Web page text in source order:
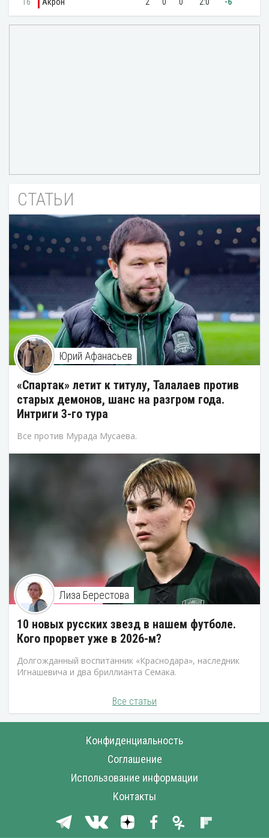
СТАТЬИ
Юрий Афанасьев
«Спартак» летит к титулу, Талалаев против
старых демонов, шанс на разгром года.
Интриги 3-го тура
Все против Мурада Мусаева.
Лиза Берестова
10 новых русских звезд в нашем футболе.
Кого прорвет уже в 2026-м?
Долгожданный воспитанник «Краснодара», наследник
Игнашевича и два бриллианта Семака.
Все статьи
Конфиденциальность
Соглашение
Использование информации
Контакты